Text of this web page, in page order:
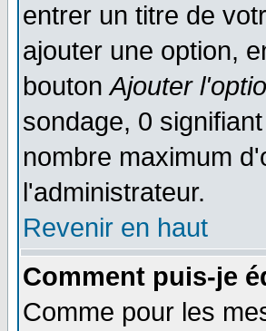
entrer un titre de
ajouter une option,
boutonAjouter
sondage, 0
nombre maximum
l'administrateur.
Revenir en haut
Comment puis-je
Comme pour les